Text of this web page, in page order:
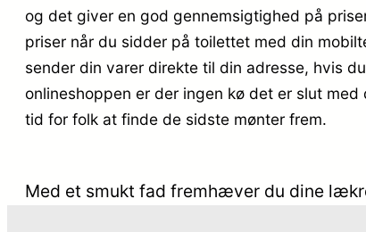
og det giver en god gennemsigtighed på
priser når du sidder på toilettet med din
sender din varer direkte til din adresse, hvis
onlineshoppen er der ingen kø det er slut
tid for folk at finde de sidste mønter frem.
Med et smukt fad fremhæver du dine